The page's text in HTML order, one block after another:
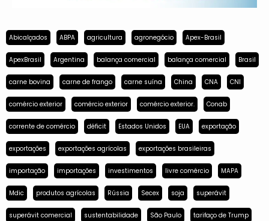
Abicalçados ABPA agricultura agronegócio Apex-Brasil
ApexBrasil Argentina balança comercial balança comercial Brasil
carne bovina carne de frango carne suína China CNA CNI
comércio exterior comércio exterior comércio exterior. Conab
corrente de comércio déficit Estados Unidos EUA exportação
exportações exportações agrícolas exportações brasileiras
importação importações investimentos livre comércio MAPA
Mdic produtos agrícolas Rússia Secex soja superávit
superávit comercial sustentabilidade São Paulo tarifaço de Trump